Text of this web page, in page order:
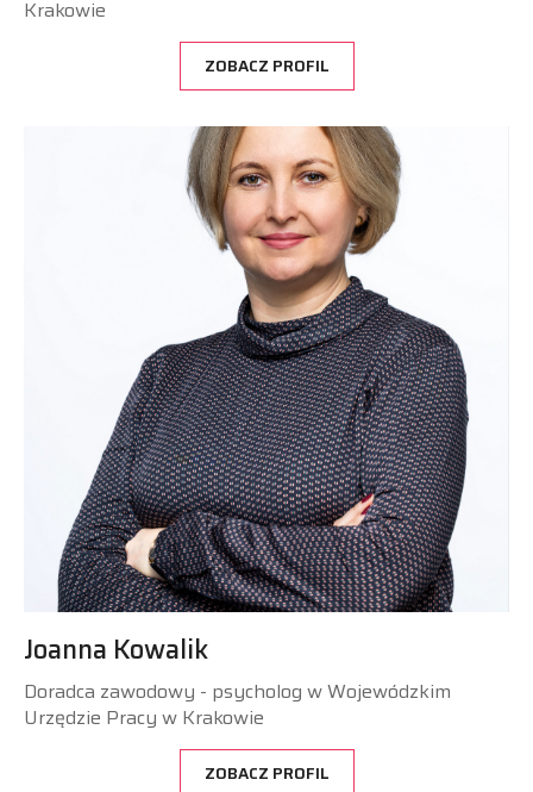
Krakowie
ZOBACZ PROFIL
Joanna Kowalik
Doradca zawodowy - psycholog w Wojewódzkim
Urzędzie Pracy w Krakowie
ZOBACZ PROFIL